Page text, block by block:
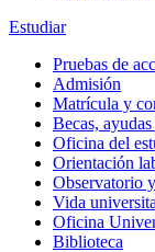
Estudiar
Pruebas de
Admisión
Matrícula y
Becas,
Oficina del
Orientación
Observatorio
Vida
Oficina
Biblioteca